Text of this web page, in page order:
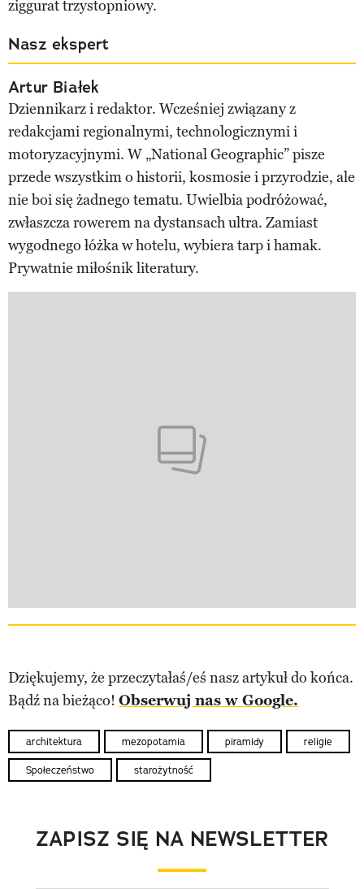
ziggurat trzystopniowy.
Nasz ekspert
Artur Białek
Dziennikarz i redaktor. Wcześniej związany z
redakcjami regionalnymi, technologicznymi i
motoryzacyjnymi. W „National Geographic” pisze
przede wszystkim o historii, kosmosie i przyrodzie, ale
nie boi się żadnego tematu. Uwielbia podróżować,
zwłaszcza rowerem na dystansach ultra. Zamiast
wygodnego łóżka w hotelu, wybiera tarp i hamak.
Prywatnie miłośnik literatury.
Dziękujemy, że przeczytałaś/eś nasz artykuł do końca.
Bądź na bieżąco! Obserwuj nas w Google.
architektura mezopotamia piramidy religie
Społeczeństwo starożytność
ZAPISZ SIĘ NA NEWSLETTER